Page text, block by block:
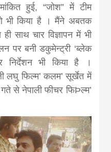
हुई, “जोश” में टीम
भी किया है । मैंने अबतक
साथ चार विज्ञापन में भी
पर बनी डकुमेन्ट्री ‘ब्लेक
निर्देशन भी किया है ।
लघु फिल्म’ कलम’ सूर्खेत में
से नेपाली फीचर फिÞल्म’